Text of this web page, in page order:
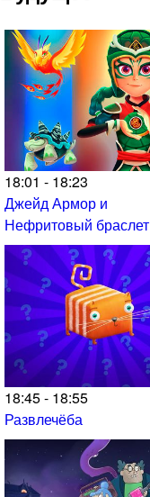
18:01 - 18:23
Джейд Армор и
Нефритовый браслет
18:45 - 18:55
Развлечёба